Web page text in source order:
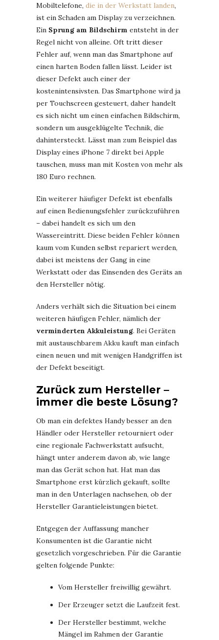
Mobiltelefone, die in der Werkstatt landen,
ist ein Schaden am Display zu verzeichnen.
Ein Sprung am Bildschirm entsteht in der
Regel nicht von alleine. Oft tritt dieser
Fehler auf, wenn man das Smartphone auf
einen harten Boden fallen lässt. Leider ist
dieser Defekt auch einer der
kostenintensivsten. Das Smartphone wird ja
per Touchscreen gesteuert, daher handelt
es sich nicht um einen einfachen Bildschirm,
sondern um ausgeklügelte Technik, die
dahintersteckt. Lässt man zum Beispiel das
Display eines iPhone 7 direkt bei Apple
tauschen, muss man mit Kosten von mehr als
180 Euro rechnen.
Ein weiterer häufiger Defekt ist ebenfalls
auf einen Bedienungsfehler zurückzuführen
– dabei handelt es sich um den
Wassereintritt. Diese beiden Fehler können
kaum vom Kunden selbst repariert werden,
dabei ist meistens der Gang in eine
Werkstatt oder das Einsenden des Geräts an
den Hersteller nötig.
Anders verhält sich die Situation bei einem
weiteren häufigen Fehler, nämlich der
verminderten Akkuleistung. Bei Geräten
mit austauschbarem Akku kauft man einfach
einen neuen und mit wenigen Handgriffen ist
der Defekt beseitigt.
Zurück zum Hersteller –
immer die beste Lösung?
Ob man ein defektes Handy besser an den
Händler oder Hersteller retourniert oder
eine regionale Fachwerkstatt aufsucht,
hängt unter anderem davon ab, wie lange
man das Gerät schon hat. Hat man das
Smartphone erst kürzlich gekauft, sollte
man in den Unterlagen nachsehen, ob der
Hersteller Garantieleistungen bietet.
Entgegen der Auffassung mancher
Konsumenten ist die Garantie nicht
gesetzlich vorgeschrieben. Für die Garantie
gelten folgende Punkte:
Vom Hersteller freiwillig gewährt.
Der Erzeuger setzt die Laufzeit fest.
Der Hersteller bestimmt, welche
Mängel im Rahmen der Garantie